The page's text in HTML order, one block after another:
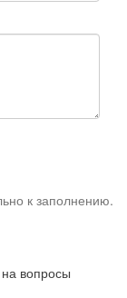
к заполнению.
вопросы